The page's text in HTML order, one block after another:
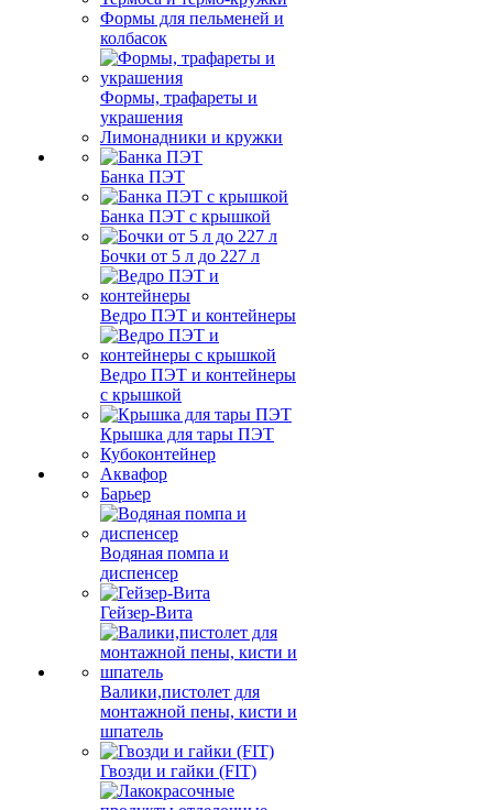
Формы для пельменей и
колбасок
Формы, трафареты и
украшения
Лимонадники и кружки
Банка ПЭТ
Банка ПЭТ с крышкой
Бочки от 5 л до 227 л
Ведро ПЭТ и контейнеры
Ведро ПЭТ и контейнеры
с крышкой
Крышка для тары ПЭТ
Кубоконтейнер
Аквафор
Барьер
Водяная помпа и
диспенсер
Гейзер-Вита
Валики,пистолет для
монтажной пены, кисти и
шпатель
Гвозди и гайки (FIT)